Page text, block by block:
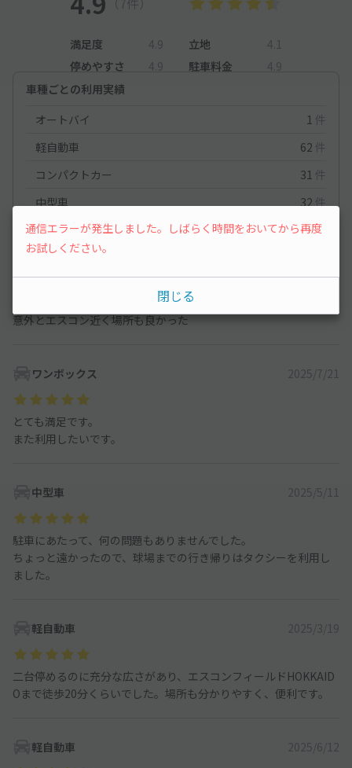
満足度 4.9 立地
4.1
停めやすさ
4.9 駐車料金
4.9
車種ごとの利用実績
オートバイ
1 件
軽自動車
62 件
コンパクトカー
31 件
中型車
32 件
ワンボックス
43件
意外とエスコン近く場所も良かった
ワンボックス 2025/7/21
とても満足です。
また利用したいです。
中型車 2025/5/11
駐車にあたって、何の問題もありませんでした。
ちょっと遠かったので、球場までの行き帰りはタクシーを利用し
ました。
軽自動車 2025/3/19
二台停めるのに充分な広さがあり、エスコンフィールドHOKKAID
Oまで徒歩20分くらいでした。場所も分かりやすく、便利です。
軽自動車 2025/6/12
通信エラーが発生しました。しばらく時間をおいてから再度
お試しください。
閉じる